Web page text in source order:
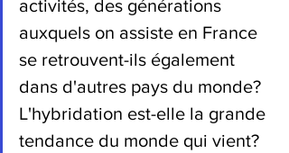
activités, des générations
auxquels on assiste en France
se retrouvent-ils également
dans d'autres pays du monde?
L'hybridation est-elle la grande
tendance du monde qui vient?